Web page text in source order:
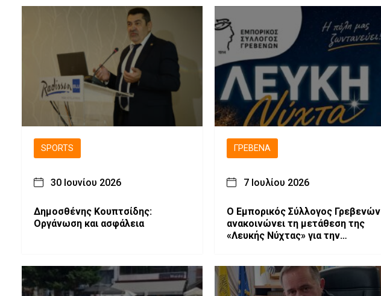
SPORTS
30 Ιουνίου 2026
Δημοσθένης Κουπτσίδης:
Οργάνωση και ασφάλεια
ΓΡΕΒΕΝΆ
7 Ιουλίου 2026
Ο Εμπορικός Σύλλογος Γρεβενών
ανακοινώνει τη μετάθεση της
«Λευκής Νύχτας» για την